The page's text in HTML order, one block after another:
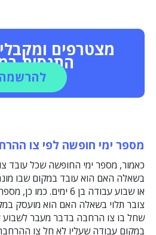
מצטרפים
התנסות
להרשמה
מספר ימי חופשה לפי צו
כאמור, מספר ימי החופשה שכל עובד
או שבוע עבודה בן 6
צובר תלוי בשאלה האם הוא מועסק
שחל בו צו הרחבה בדבר מעבר לשבוע
במקום עבודה שעליו לא חל צו